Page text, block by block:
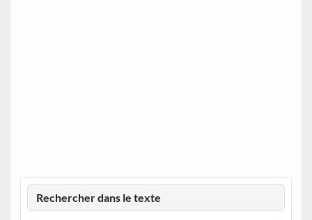
Rechercher dans le texte